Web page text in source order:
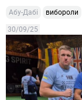
Абу-Дабі вибороли
30/09/25